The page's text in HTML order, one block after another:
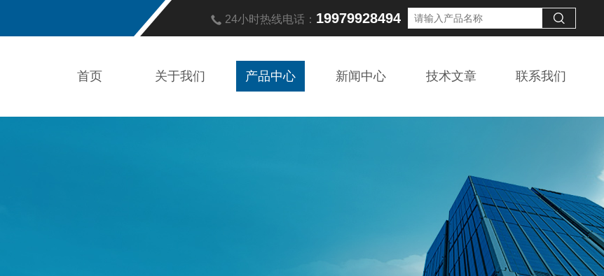
24小时热线电话： 19979928494
首页 关于我们 产品中心 新闻中心 技术文章 联系我们